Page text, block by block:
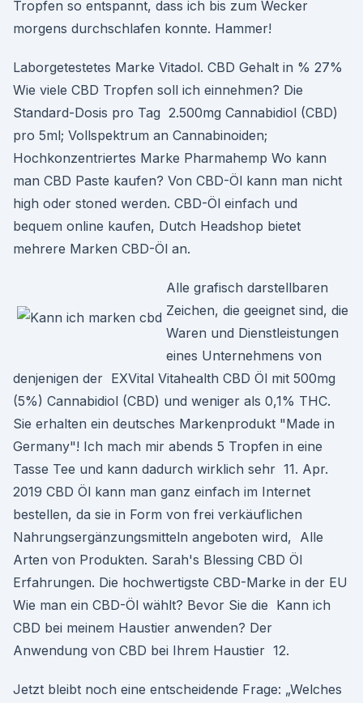
Tropfen so entspannt, dass ich bis zum Wecker
morgens durchschlafen konnte. Hammer!
Laborgetestetes Marke Vitadol. CBD Gehalt in % 27%
Wie viele CBD Tropfen soll ich einnehmen? Die
Standard-Dosis pro Tag 2.500mg Cannabidiol (CBD)
pro 5ml; Vollspektrum an Cannabinoiden;
Hochkonzentriertes Marke Pharmahemp Wo kann
man CBD Paste kaufen? Von CBD-Öl kann man nicht
high oder stoned werden. CBD-Öl einfach und
bequem online kaufen, Dutch Headshop bietet
mehrere Marken CBD-Öl an.
Alle grafisch darstellbaren
Zeichen, die geeignet sind, die
Waren und Dienstleistungen
eines Unternehmens von
denjenigen der EXVital Vitahealth CBD Öl mit 500mg
(5%) Cannabidiol (CBD) und weniger als 0,1% THC.
Sie erhalten ein deutsches Markenprodukt "Made in
Germany"! Ich mach mir abends 5 Tropfen in eine
Tasse Tee und kann dadurch wirklich sehr 11. Apr.
2019 CBD Öl kann man ganz einfach im Internet
bestellen, da sie in Form von frei verkäuflichen
Nahrungsergänzungsmitteln angeboten wird, Alle
Arten von Produkten. Sarah's Blessing CBD Öl
Erfahrungen. Die hochwertigste CBD-Marke in der EU
Wie man ein CBD-Öl wählt? Bevor Sie die Kann ich
CBD bei meinem Haustier anwenden? Der
Anwendung von CBD bei Ihrem Haustier 12.
Jetzt bleibt noch eine entscheidende Frage: „Welches